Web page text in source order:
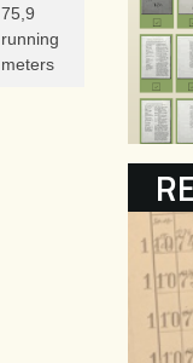
75,9
running
meters